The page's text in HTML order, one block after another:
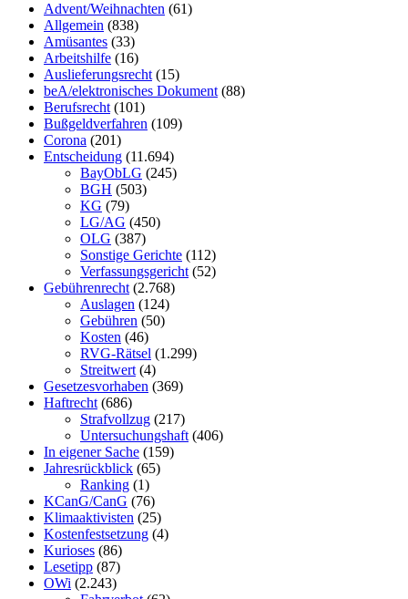
Advent/Weihnachten (61)
Allgemein (838)
Amüsantes (33)
Arbeitshilfe (16)
Auslieferungsrecht(15)
beA/elektronisches Dokument(88)
Berufsrecht(101)
Bußgeldverfahren (109)
Corona (201)
Entscheidung (11.694)
BayObLG (245)
BGH (503)
KG (79)
LG/AG (450)
OLG (387)
Sonstige Gerichte (112)
Verfassungsgericht(52)
Gebührenrecht(2.768)
Auslagen (124)
Gebühren (50)
Kosten (46)
RVG-Rätsel (1.299)
Streitwert(4)
Gesetzesvorhaben (369)
Haftrecht(686)
Strafvollzug (217)
Untersuchungshaft(406)
In eigener Sache (159)
Jahresrückblick (65)
Ranking (1)
KCanG/CanG (76)
Klimaaktivisten (25)
Kostenfestsetzung (4)
Kurioses (86)
Lesetipp (87)
OWi (2.243)